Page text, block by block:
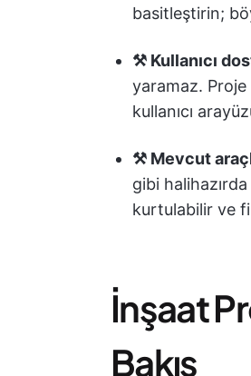
basitleştirin;
⚒️ Kullanıcı
yaramaz.
kullanıcı
⚒️ Mevcut
gibi
kurtulabilir ve
İnşaat
Bakış